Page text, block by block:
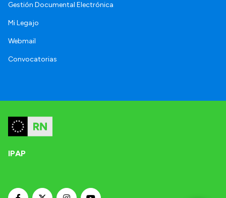
Gestión Documental Electrónica
Mi Legajo
Webmail
Convocatorias
IPAP